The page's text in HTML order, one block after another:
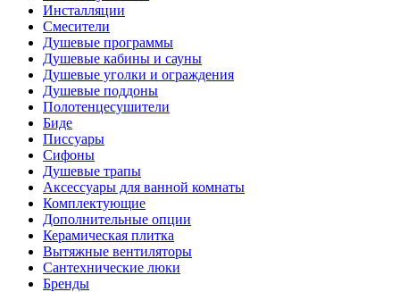
Инсталляции
Смесители
Душевые программы
Душевые кабины и сауны
Душевые уголки и ограждения
Душевые поддоны
Полотенцесушители
Биде
Писсуары
Сифоны
Душевые трапы
Аксессуары для ванной комнаты
Комплектующие
Дополнительные опции
Керамическая плитка
Вытяжные вентиляторы
Сантехнические люки
Бренды